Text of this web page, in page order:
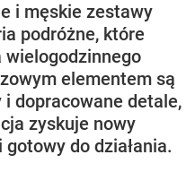
i męskie zestawy
podróżne, które
wielogodzinnego
elementem są
dopracowane detale,
zyskuje nowy
do działania.